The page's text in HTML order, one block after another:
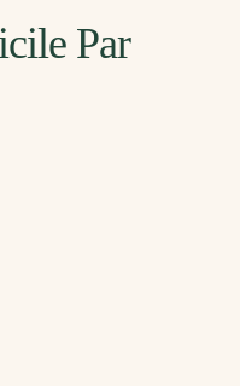
Par